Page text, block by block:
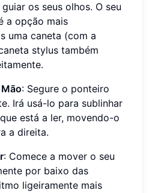
os seus olhos. O seu
a opção mais
uma caneta (com a
stylus também
: Segure o ponteiro
Irá usá-lo para sublinhar
está a ler, movendo-o
a direita.
: Comece a mover o seu
por baixo das
ligeiramente mais